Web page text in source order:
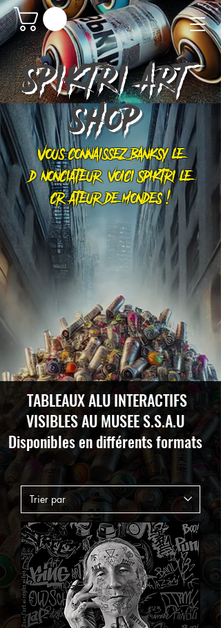
SPIKTRIART
SHOP
Vous connaissez Banksy le
dénonciateur, voici Spiktri le
créateur de mondes !
TABLEAUX ALU INTERACTIFS
VISIBLES AU MUSEE S.S.A.U
Disponibles en différents formats